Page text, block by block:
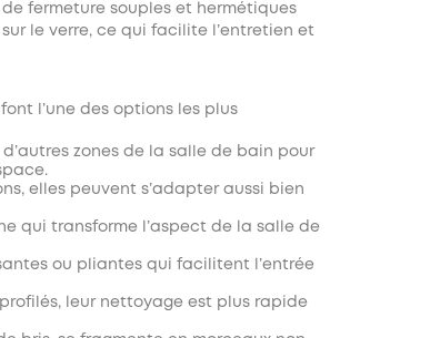
fermeture souples et hermétiques
le verre, ce qui facilite l’entretien et
l’une des options les plus
zones de la salle de bain pour
elles peuvent s’adapter aussi bien
qui transforme l’aspect de la salle de
ou pliantes qui facilitent l’entrée
leur nettoyage est plus rapide